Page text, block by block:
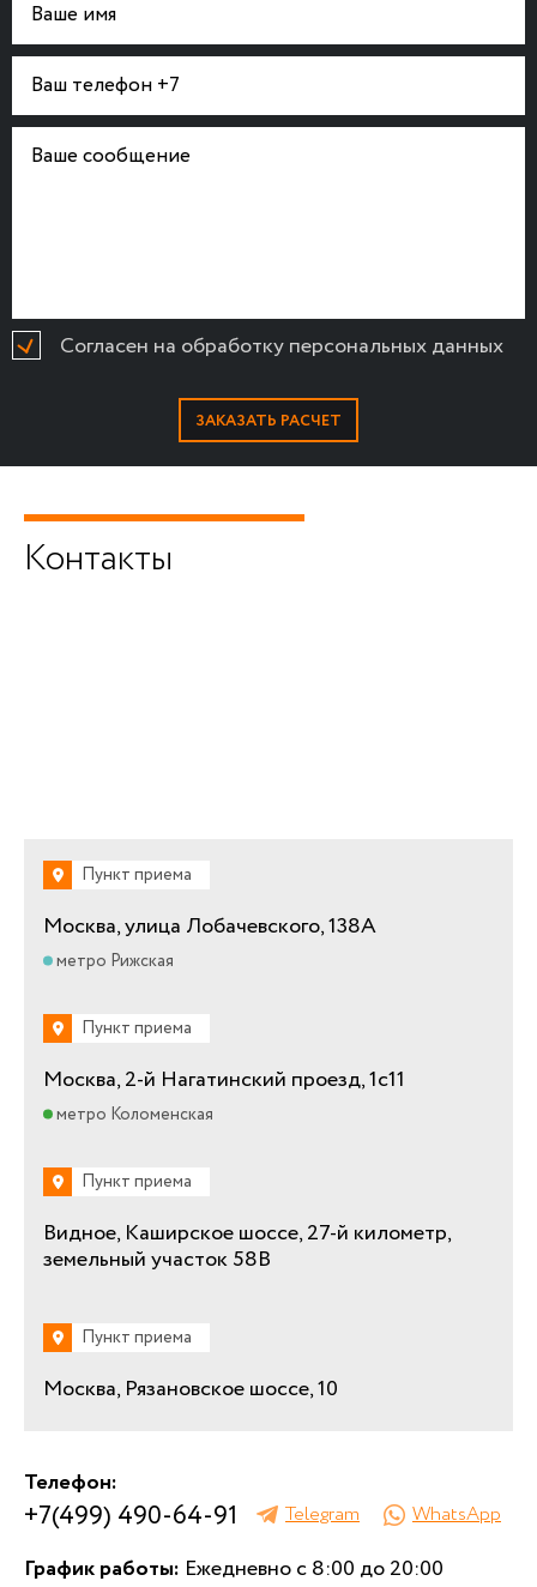
Согласен на обработку персональных данных
Контакты
Пункт приема
Москва, улица Лобачевского, 138А
метро Рижская
Пункт приема
Москва, 2-й Нагатинский проезд, 1с11
метро Коломенская
Пункт приема
Видное, Каширское шоссе, 27-й километр,
земельный участок 58В
Пункт приема
Москва, Рязановское шоссе, 10
Телефон:
+7(499) 490-64-91 Telegram WhatsApp
График работы: Ежедневно с 8:00 до 20:00